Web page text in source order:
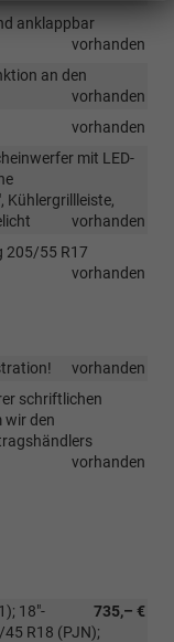
anklappbar
vorhanden
an den
vorhanden
vorhanden
mit LED-
Kühlergrillleiste,
vorhanden
205/55 R17
vorhanden
vorhanden
schriftlichen
den
vorhanden
735,– €
18"-
R18 (PJN);